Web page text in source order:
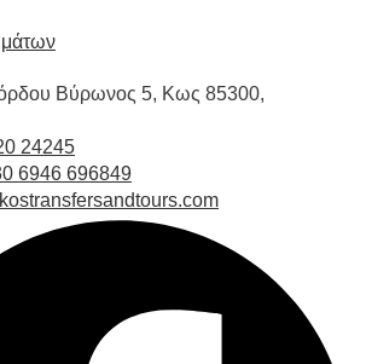
Βύρωνος 5, Κως 85300,
24245
6946 696849